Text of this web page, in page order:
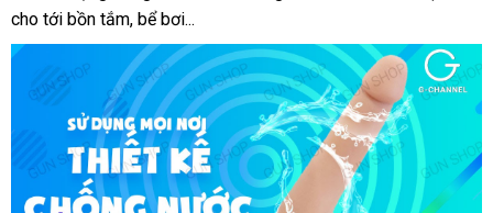
cho tới bồn tắmsử
dụng
, bể bơi...